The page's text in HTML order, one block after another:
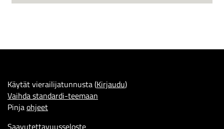
Käytät vierailijatunnusta (Kirjaudu)
Vaihda standardi-teemaan
Pinjaohjeet